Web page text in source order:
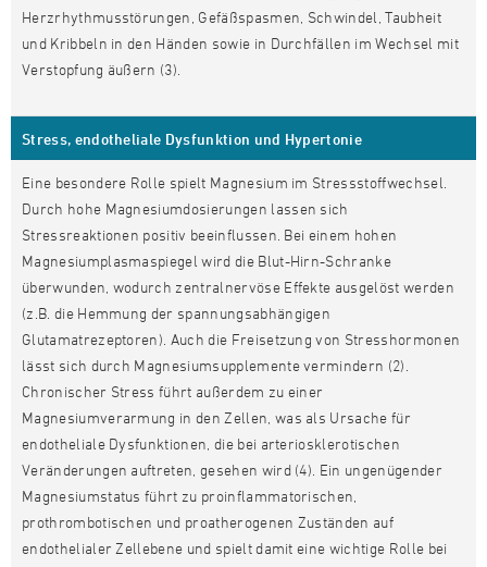
Herzrhythmusstörungen, Gefäßspasmen, Schwindel, Taubheit
und Kribbeln in den Händen sowie in Durchfällen im Wechsel mit
Verstopfung äußern (3).
Stress, endotheliale Dysfunktion und Hypertonie
Eine besondere Rolle spielt Magnesium im Stressstoffwechsel.
Durch hohe Magnesiumdosierungen lassen sich
Stressreaktionen positiv beeinflussen. Bei einem hohen
Magnesiumplasmaspiegel wird die Blut-Hirn-Schranke
überwunden, wodurch zentralnervöse Effekte ausgelöst werden
(z.B. die Hemmung der spannungsabhängigen
Glutamatrezeptoren). Auch die Freisetzung von Stresshormonen
lässt sich durch Magnesiumsupplemente vermindern (2).
Chronischer Stress führt außerdem zu einer
Magnesiumverarmung in den Zellen, was als Ursache für
endotheliale Dysfunktionen, die bei arteriosklerotischen
Veränderungen auftreten, gesehen wird (4). Ein ungenügender
Magnesiumstatus führt zu proinflammatorischen,
prothrombotischen und proatherogenen Zuständen auf
endothelialer Zellebene und spielt damit eine wichtige Rolle bei